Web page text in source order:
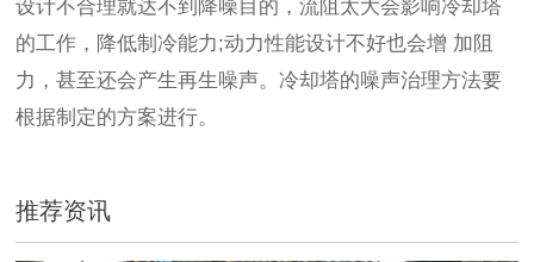
设计不合理就达不到降噪目的，流阻太大会影响冷却塔
的工作，降低制冷能力;动力性能设计不好也会增 加阻
力，甚至还会产生再生噪声。冷却塔的噪声治理方法要
根据制定的方案进行。
推荐资讯